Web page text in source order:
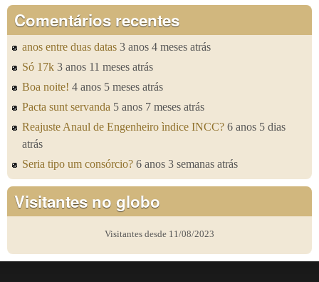
Comentários recentes
anos entre duas datas 3 anos 4 meses atrás
Só 17k 3 anos 11 meses atrás
Boa noite! 4 anos 5 meses atrás
Pacta sunt servanda 5 anos 7 meses atrás
Reajuste Anaul de Engenheiro ìndice INCC? 6 anos 5 dias
atrás
Seria tipo um consórcio? 6 anos 3 semanas atrás
Visitantes no globo
Visitantes desde 11/08/2023